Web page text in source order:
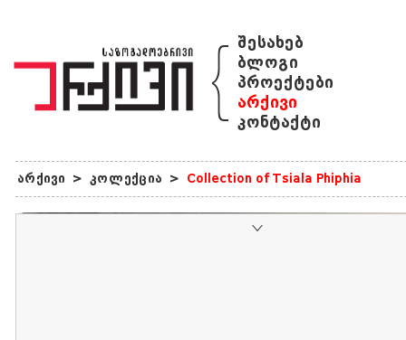
{ შესახებ
ბლოგი
პროექტები
არქივი
კონტაქტი
არქივი > კოლექცია > Collection of Tsiala Phiphia